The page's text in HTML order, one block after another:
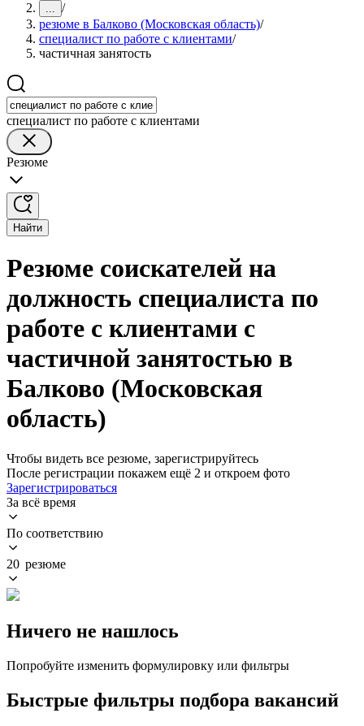
... /
резюме в Балково (Московская область)/
специалист по работе с клиентами/
частичная занятость
специалист по работе с клиентами
Резюме
Найти
Резюме соискателей на
должность специалиста по
работе с клиентами с
частичной занятостью в
Балково (Московская
область)
Чтобы видеть все резюме, зарегистрируйтесь
После регистрации покажем ещё 2 и откроем фото
Зарегистрироваться
За всё время
По соответствию
20 резюме
Ничего не нашлось
Попробуйте изменить формулировку или фильтры
Быстрые фильтры подбора вакансий